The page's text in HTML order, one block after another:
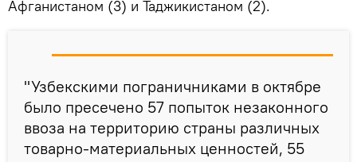
Афганистаном (3) и Таджикистаном (2).
"Узбекскими пограничниками в октябре
было пресечено 57 попыток незаконного
ввоза на территорию страны различных
товарно-материальных ценностей, 55